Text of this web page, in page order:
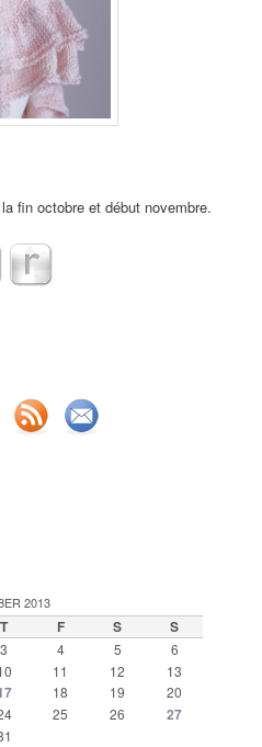
fin octobre et début novembre.
2013
T F S S
3 4 5
6
11 12
13
18 19
20
25 26 27